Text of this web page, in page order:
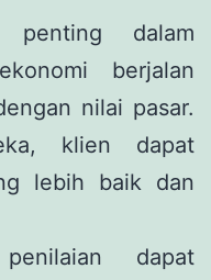
dalam
berjalan
nilai pasar.
klien dapat
lebih baik dan
dapat